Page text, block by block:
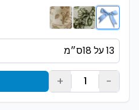
-
1
+